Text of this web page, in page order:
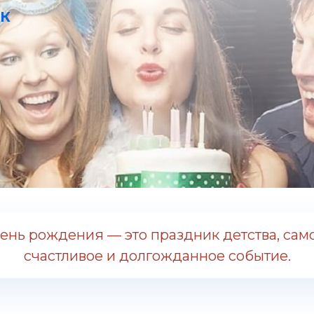
рождения — это праздник детства,
счастливое и долгожданное событие.